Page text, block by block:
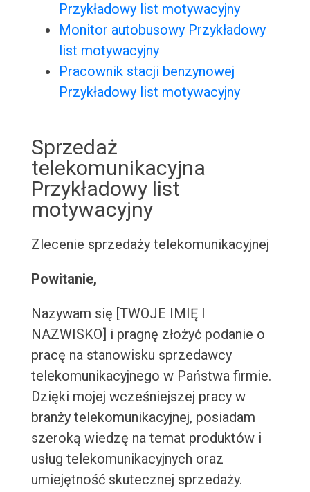
Przykładowy list motywacyjny
Monitor autobusowy Przykładowy
list motywacyjny
Pracownik stacji benzynowej
Przykładowy list motywacyjny
Sprzedaż
telekomunikacyjna
Przykładowy list
motywacyjny
Zlecenie sprzedaży telekomunikacyjnej
Powitanie,
Nazywam się [TWOJE IMIĘ I
NAZWISKO] i pragnę złożyć podanie o
pracę na stanowisku sprzedawcy
telekomunikacyjnego w Państwa firmie.
Dzięki mojej wcześniejszej pracy w
branży telekomunikacyjnej, posiadam
szeroką wiedzę na temat produktów i
usług telekomunikacyjnych oraz
umiejętność skutecznej sprzedaży.